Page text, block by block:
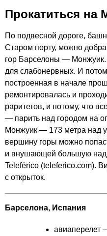
Прокатиться на
По подвесной дороге,
Старом порту, можно
гор Барселоны —
для слабонервных. И
построенная в начале
ремонтировалась и
раритетов, и потому, что
— парить над городом на
Монжуик — 173 метра над
вершину горы можно
и внушающей большую
Teleférico (teleferico.com).
с открыток.
Барселона, Испания
авиаперелет